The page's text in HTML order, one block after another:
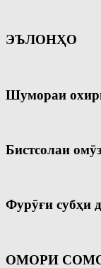
ЭЪЛОНҲО
Шумораи
Бистсолаи
Фурӯғи субҳи
ОМОРИ